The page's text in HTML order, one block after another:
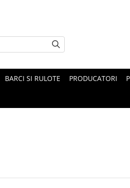
BARCI SI RULOTE PRODUCATORI